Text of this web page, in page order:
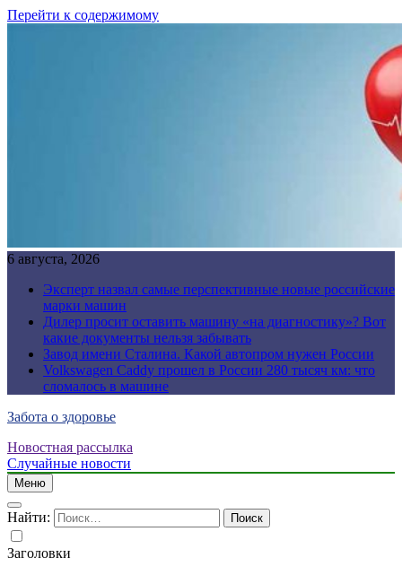
Перейти к содержимому
6 августа, 2026
Эксперт назвал самые перспективные новые российские
марки машин
Дилер просит оставить машину «на диагностику»? Вот
какие документы нельзя забывать
Завод имени Сталина. Какой автопром нужен России
Volkswagen Caddy прошел в России 280 тысяч км: что
сломалось в машине
Забота о здоровье
Новостная рассылка
Случайные новости
Меню
Найти:
Заголовки